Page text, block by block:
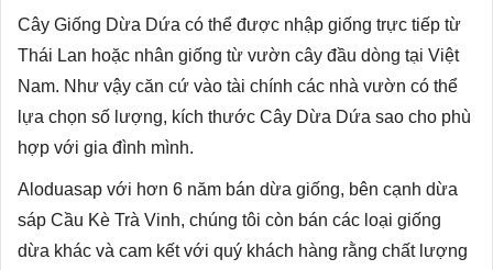
Cây Giống Dừa Dứa có thể được nhập giống trực tiếp từ
Thái Lan hoặc nhân giống từ vườn cây đầu dòng tại Việt
Nam. Như vậy căn cứ vào tài chính các nhà vườn có thể
lựa chọn số lượng, kích thước Cây Dừa Dứa sao cho phù
hợp với gia đình mình.
Aloduasap với hơn 6 năm bán dừa giống, bên cạnh dừa
sáp Cầu Kè Trà Vinh, chúng tôi còn bán các loại giống
dừa khác và cam kết với quý khách hàng rằng chất lượng